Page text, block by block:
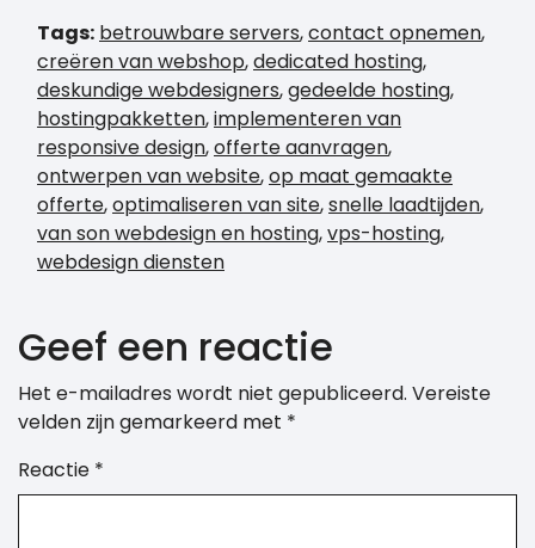
Tags: betrouwbare servers,contact opnemen,
creëren van webshop,dedicated hosting,
deskundige webdesigners,gedeelde hosting,
hostingpakketten,implementeren van
responsive design,offerte aanvragen,
ontwerpen van website,op maat gemaakte
offerte,optimaliseren van site,snelle laadtijden,
van son webdesign en hosting,vps-hosting,
webdesign diensten
Geef een reactie
Het e-mailadres wordt niet gepubliceerd. Vereiste
velden zijn gemarkeerd met *
Reactie *